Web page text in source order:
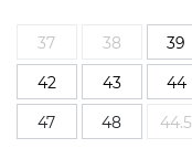
37 38 39
42
43 44
47
48 44.5